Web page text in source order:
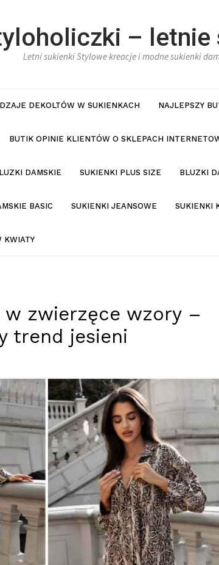
– letnie
Letni sukienki Stylowe kreacje i modne sukienki
DEKOLTÓW W SUKIENKACH NAJLEPSZY
BUTIK OPINIE KLIENTÓW O SKLEPACH
DAMSKIE SUKIENKI PLUS SIZE BLUZKI
BASIC SUKIENKI JEANSOWE SUKIENKI
KWIATY
w zwierzęce wzory –
trend jesieni